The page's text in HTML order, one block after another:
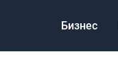
Бизнес